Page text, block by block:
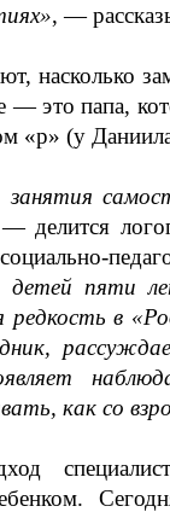
, —
насколько
— это папа,
«р» (у
делится
детей пяти
в
как со